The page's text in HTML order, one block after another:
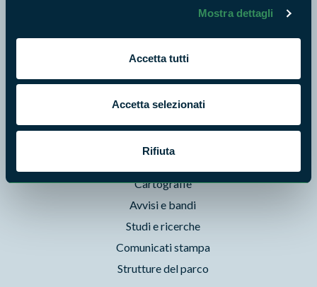
Mostra dettagli
Accetta tutti
Accetta selezionati
Rifiuta
Storie
Foto e Video
Pubblicazioni
Cartografie
Avvisi e bandi
Studi e ricerche
Comunicati stampa
Strutture del parco